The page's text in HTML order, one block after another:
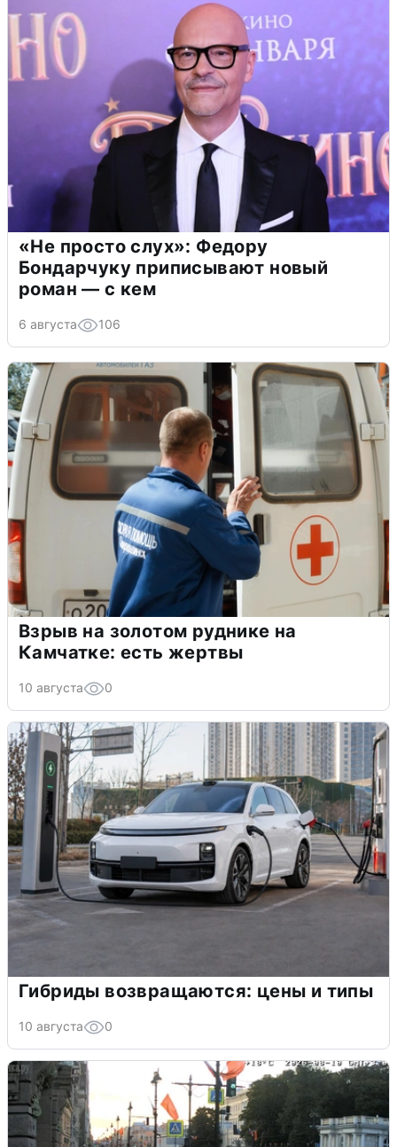
«Не просто слух»: Федору
Бондарчуку приписывают новый
роман — с кем
6 августа 106
Взрыв на золотом руднике на
Камчатке: есть жертвы
10 августа 0
Гибриды возвращаются: цены и типы
10 августа 0